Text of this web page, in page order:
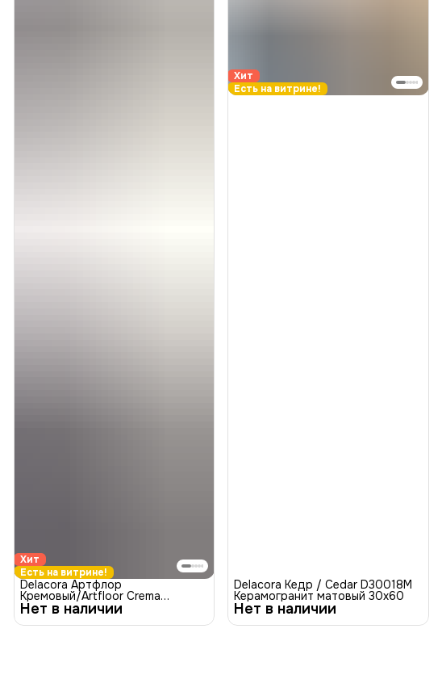
Хит
Есть на витрине!
Нет в наличии
Delacora Артфлор
Кремовый/Artfloor Crema
GP2090ARF01R Керамогранит
сахарный-эффект 200x900
Хит
Есть на витрине!
Нет в наличии
Delacora Кедр / Cedar D30018M
Керамогранит матовый 30x60